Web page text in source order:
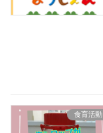
食育活動